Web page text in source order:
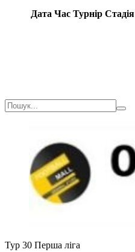
Дата Час Турнір Стадія
Тур 30 Перша ліга